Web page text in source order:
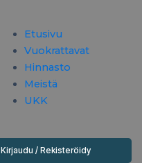
Etusivu
Vuokrattavat
Hinnasto
Meistä
UKK
Kirjaudu / Rekisteröidy